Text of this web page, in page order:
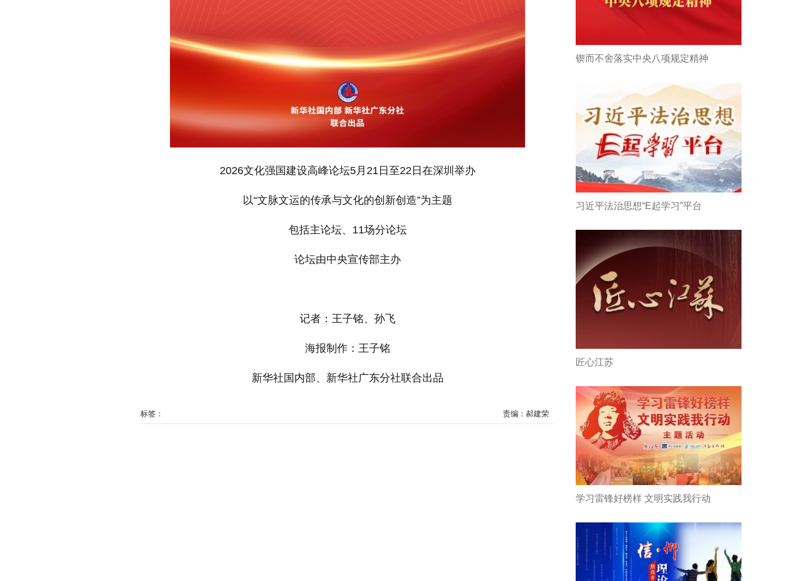
2026文化强国建设高峰论坛5月21日至22日在深圳举办
以“文脉文运的传承与文化的创新创造”为主题
包括主论坛、11场分论坛
论坛由中央宣传部主办
记者：王子铭、孙飞
海报制作：王子铭
新华社国内部、新华社广东分社联合出品
标签： 责编：郝建荣
锲而不舍落实中央八项规定精神
习近平法治思想“E起学习”平台
匠心江苏
学习雷锋好榜样 文明实践我行动